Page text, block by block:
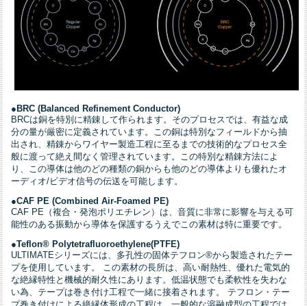
●BRC (Balanced Refinement Conductor)
BRCは銅を特別に精錬して作られます。そのプロセスでは、有益な成
分の量が厳密に定義されています。この銅は特別なフィールドから抽
出され、精錬からワイヤー製造工程に至るまでの技術的なプロセス全
般に渡って絶え間なく管理されています。この特別な精錬方法によ
り、この導体は他のどの種類の銅からも他のどの導体よりも優れたオ
ーディオ/ビデオ信号の伝送を可能します。
●CAF PE (Combined Air-Foamed PE)
CAF PE（複合・発泡ポリエチレン）は、音質に非常に影響を与える可
能性のある振動から導体を保護するうえでこの素材は特に重要です。
●Teflon® Polytetrafluoroethylene(PTFE)
ULTIMATEシリーズには、多孔性の固体テフロン®から製造されたテー
プを使用しています。 この素材の長所は、高い耐熱性、優れた電気的
な絶縁特性と機械的耐久性にあります。低温状態でも柔軟性を失わな
い為、テープは巻き付け工程で一緒に接着されます。 テフロン・テー